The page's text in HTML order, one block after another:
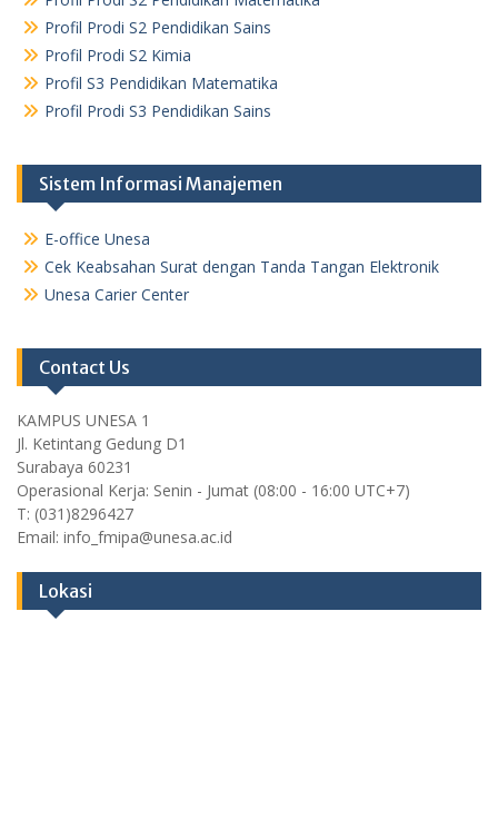
Profil Prodi S2 Pendidikan Sains
Profil Prodi S2 Kimia
Profil S3 Pendidikan Matematika
Profil Prodi S3 Pendidikan Sains
Sistem Informasi Manajemen
E-office Unesa
Cek Keabsahan Surat dengan Tanda Tangan Elektronik
Unesa Carier Center
Contact Us
KAMPUS UNESA 1
Jl. Ketintang Gedung D1
Surabaya 60231
Operasional Kerja: Senin - Jumat (08:00 - 16:00 UTC+7)
T: (031)8296427
Email: info_fmipa@unesa.ac.id
Lokasi